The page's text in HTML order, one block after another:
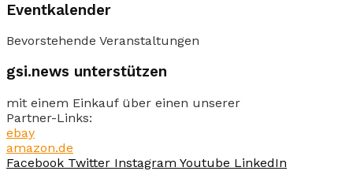
Eventkalender
Bevorstehende Veranstaltungen
gsi.news unterstützen
mit einem Einkauf über einen unserer
Partner-Links:
ebay
amazon.de
Facebook Twitter Instagram Youtube LinkedIn